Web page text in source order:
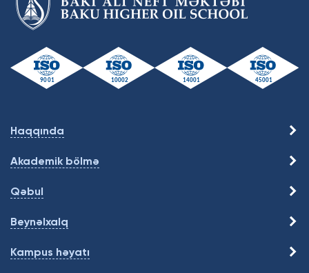
Haqqında
Akademik bölmə
Qəbul
Beynəlxalq
Kampus həyatı